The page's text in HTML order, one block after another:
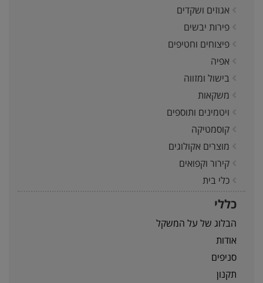
אגוזים ושקדים
פירות יבשים
פיצוחים וחטיפים
אפיה
בישול ומזווה
משקאות
ויטמינים ותוספים
קוסמטיקה
מוצרים אקולוגים
קירור וקפואים
כלי בית
כללי
הבלוג של על המשקל
אודות
סניפים
תקנון